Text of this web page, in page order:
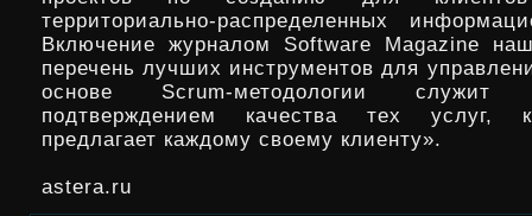
территориально-распределенных
Включение журналом Software Magazine
перечень лучших инструментов для
основе Scrum-методологии
подтверждением качества тех услуг,
предлагает каждому своему клиенту».
astera.ru